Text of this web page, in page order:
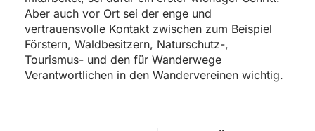
Aber auch vor Ort sei der enge und
vertrauensvolle Kontakt zwischen zum Beispiel
Förstern, Waldbesitzern, Naturschutz-,
Tourismus- und den für Wanderwege
Verantwortlichen in den Wandervereinen wichtig.